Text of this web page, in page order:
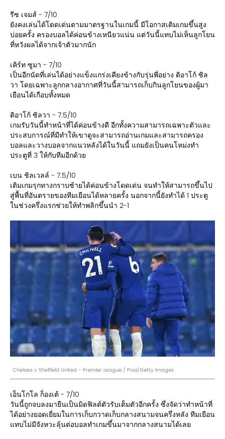
รีซ เจมส์ - 7/10
ยังคงเล่นได้โดดเด่นตามมาตรฐานในเกมนี้ มีโอกาสเติมเกมขึ้นสูง
บ่อยครั้ง ครองบอลได้ค่อนข้างเหนียวแน่น แต่วันนี้แทบไม่เห็นลูกโยน
ที่หวังผลได้จากเจ้าตัวมากนัก
เคิร์ท ซูมา - 7/10
เป็นอีกนัดที่เล่นได้อย่างแข็งแกร่งเคียงข้างกับรุ่นพี่อย่าง ติอาโก้ ซิล
วา โดยเฉพาะลูกกลางอากาศที่วันนี้สามารถเก็บกินลูกโยนของผู้มา
เยือนได้เกือบทั้งหมด
ติอาโก้ ซิลวา - 7.5/10
เกมรับวันนี้ทำหน้าที่ได้ค่อนข้างดี อีกทั้งความสามารถเฉพาะตัวและ
ประสบการณ์ที่มีทำให้เขาดูจะสามารถอ่านเกมและสามารถครอง
บอลและวางบอลจากแนวหลังได้ในวันนี้ แถมยังเป็นคนโหม่งทำ
ประตูที่ 3 ให้กับทีมอีกด้วย
เบน ชิลเวลล์ - 7.5/10
เติมเกมรุกทางกราบซ้ายได้ค่อนข้างโดดเด่น จนทำให้สามารถขึ้นไป
สู่พื้นที่อันตรายของทีมเยือนได้หลายครั้ง นอกจากนี้ยังทำได้ 1 ประตู
ในช่วงครึ่งแรกช่วยให้ทำพลิกขึ้นนำ 2-1
Chelsea v Sheffield United - Premier League / Pool/Getty Images
เอ็นโกโล ก็องเต้ - 7/10
วันนี้ถูกจบลงมายืนเป็นมิดฟิลด์ตัวรับเต็มตัวอีกครั้ง ซึ่งจัดว่าทำหน้าที่
ได้อย่างยอดเยี่ยมในการเก็บกวาดเก็บกลางสนามจนครึ่งหลัง ทีมเยือน
แทบไม่มีจังหวะลุ้นต่อบอลทำเกมขึ้นมาจากกลางสนามได้เลย